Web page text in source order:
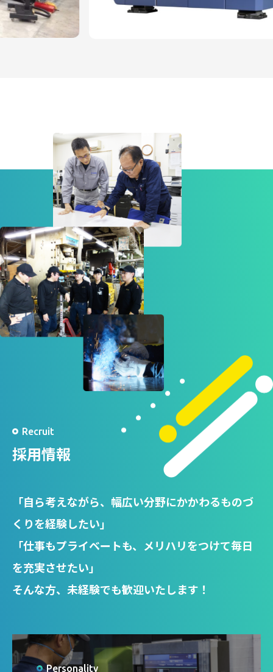
Recruit
採用情報
「自ら考えながら、幅広い分野にかかわるものづ
くりを経験したい」
「仕事もプライベートも、メリハリをつけて毎日
を充実させたい」
そんな方、未経験でも歓迎いたします！
Personality